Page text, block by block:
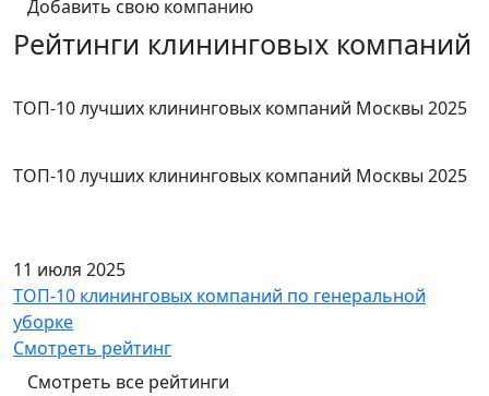
Добавить свою компанию
Рейтинги клининговых компаний
ТОП-10 лучших клининговых компаний Москвы 2025
ТОП-10 лучших клининговых компаний Москвы 2025
11 июля 2025
ТОП-10 клининговых компаний по генеральной
уборке
Смотреть рейтинг
Смотреть все рейтинги